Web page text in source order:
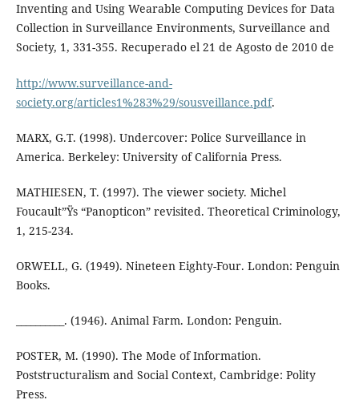
Inventing and Using Wearable Computing Devices for Data
Collection in Surveillance Environments, Surveillance and
Society, 1, 331-355. Recuperado el 21 de Agosto de 2010 de
http://www.surveillance-and-
society.org/articles1%283%29/sousveillance.pdf.
MARX, G.T. (1998). Undercover: Police Surveillance in
America. Berkeley: University of California Press.
MATHIESEN, T. (1997). The viewer society. Michel
Foucault”Ÿs “Panopticon” revisited. Theoretical Criminology,
1, 215-234.
ORWELL, G. (1949). Nineteen Eighty-Four. London: Penguin
Books.
__________. (1946). Animal Farm. London: Penguin.
POSTER, M. (1990). The Mode of Information.
Poststructuralism and Social Context, Cambridge: Polity
Press.